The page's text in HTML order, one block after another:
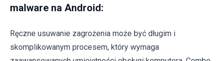
malware na Android:
Ręczne usuwanie zagrożenia może być długim i
skomplikowanym procesem, który wymaga